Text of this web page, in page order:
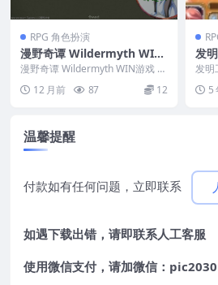
RPG 角色扮演
漫野奇谭 Wildermyth WIN
游戏 PC电脑游戏 适配系统W
IN10 WIN11
漫野奇谭 Wildermyth WIN游戏 P
C电脑游戏 适配系统WIN10 W...
12 月前 87 12
发
简
10
发明
中
5
温馨提醒
付款如有任何问题，立即联系
如遇下载出错，请即联系人工客服
使用微信支付，请加微信：pic2030